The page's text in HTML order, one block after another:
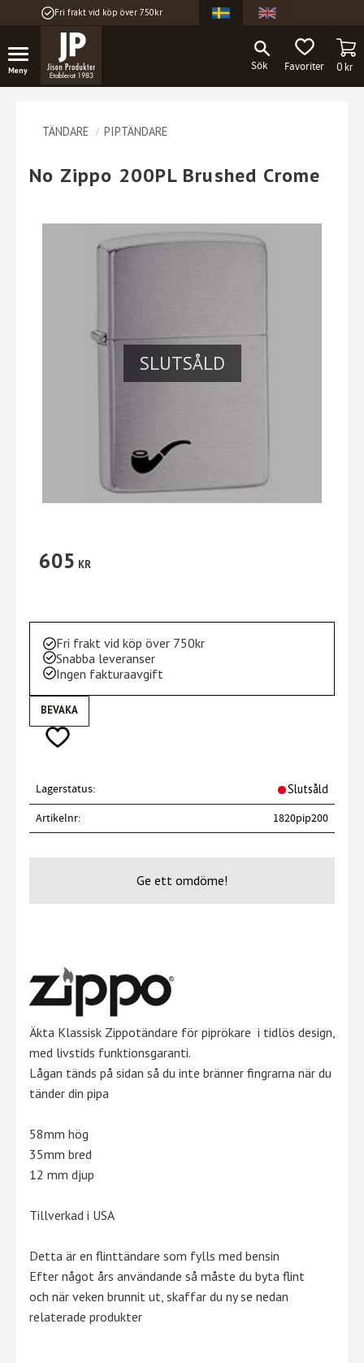
Fri frakt vid köp över 750kr
FAVORITER0kr
TÄNDARE PIPTÄNDARE
No Zippo 200PL Brushed Crome
SLUTSÅLD
605 KR
Lägg till i favoriter
Fri frakt vid köp över 750kr
Snabba leveranser
Ingen fakturaavgift
BEVAKA
Lagerstatus
Slutsåld
Artikelnr
1820pip200
Ge ett omdöme!
Äkta Klassisk Zippotändare för piprökare i tidlös design,
med livstids funktionsgaranti.
Lågan tänds på sidan så du inte bränner fingrarna när du
tänder din pipa
58mm hög
35mm bred
12 mm djup
Tillverkad i USA
Detta är en flinttändare som fylls med bensin
Efter något års användande så måste du byta flint
och när veken brunnit ut, skaffar du ny se nedan
relaterade produkter